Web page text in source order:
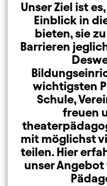
Unser Ziel ist
Einblick in
bieten, sie
Barrieren
wichtigsten
Schule,
freuen
mit möglichst
teilen. Hier
unser